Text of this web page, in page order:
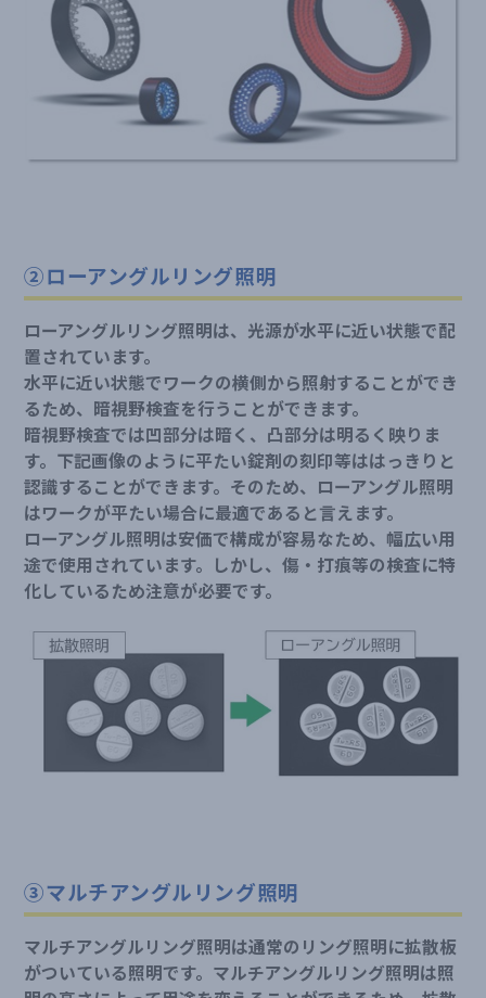
②ローアングルリング照明
ローアングルリング照明は、光源が水平に近い状態で配
置されています。
水平に近い状態でワークの横側から照射することができ
るため、暗視野検査を行うことができます。
暗視野検査では凹部分は暗く、凸部分は明るく映りま
す。下記画像のように平たい錠剤の刻印等ははっきりと
認識することができます。そのため、ローアングル照明
はワークが平たい場合に最適であると言えます。
ローアングル照明は安価で構成が容易なため、幅広い用
途で使用されています。しかし、傷・打痕等の検査に特
化しているため注意が必要です。
③マルチアングルリング照明
マルチアングルリング照明は通常のリング照明に拡散板
がついている照明です。マルチアングルリング照明は照